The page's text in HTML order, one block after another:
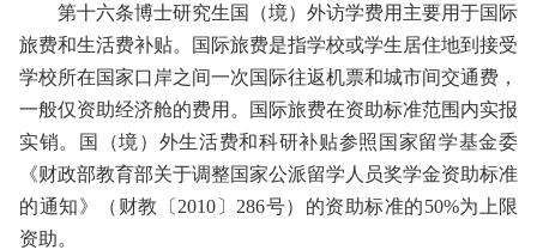
第十六条博士研究生国（境）外访学费用主要用于国际
旅费和生活费补贴。国际旅费是指学校或学生居住地到接受
学校所在国家口岸之间一次国际往返机票和城市间交通费，
一般仅资助经济舱的费用。国际旅费在资助标准范围内实报
实销。国（境）外生活费和科研补贴参照国家留学基金委
《财政部教育部关于调整国家公派留学人员奖学金资助标准
的通知》（财教〔 2010 〕 286号）的资助标准的50%为上限
资助。